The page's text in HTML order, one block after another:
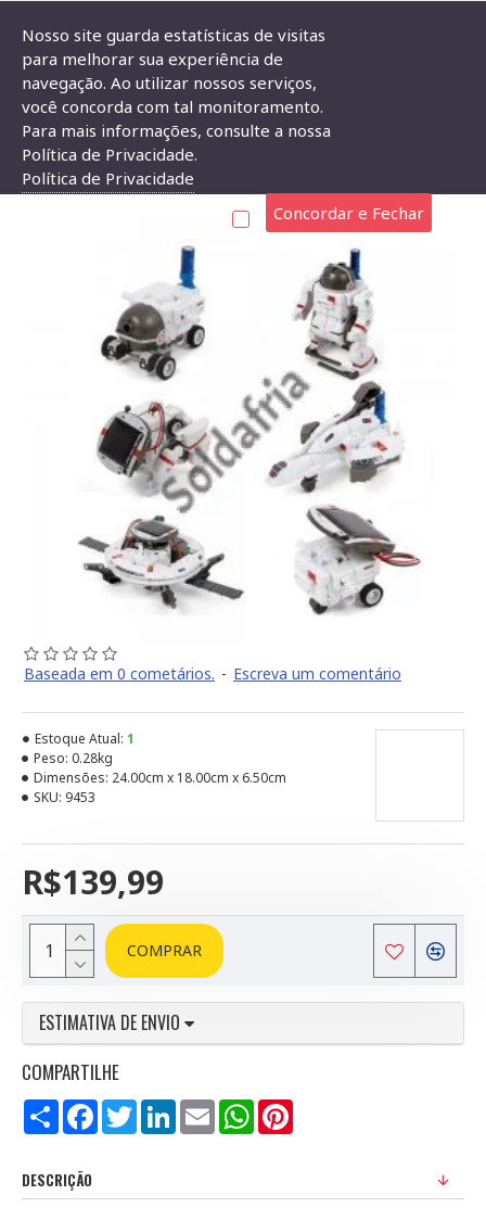
Kit Experimentos Solar 6 Em 1 Space Fleet
KIT EXPERIMENTOS SOLAR 6 EM 1 SPACE FLEET
Baseada em 0 cometários. - Escreva um comentário
R$139,99
Estoque Atual: 1
Peso: 0.28kg
Dimensões: 24.00cm x 18.00cm x 6.50cm
SKU: 9453
COMPRAR
ESTIMATIVA DE ENVIO
COMPARTILHE
Compartilhar
FacebookTwitterLinkedInEmail WhatsApp
DESCRIÇÃO
Nosso site guarda estatísticas de visitas
para melhorar sua experiência de
navegação. Ao utilizar nossos serviços,
você concorda com tal monitoramento.
Para mais informações, consulte a nossa
Política de Privacidade.
Política de Privacidade
Concordar e Fechar